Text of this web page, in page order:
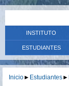
INSTITUTO
ESTUDIANTES
Inicio► Estudiantes►